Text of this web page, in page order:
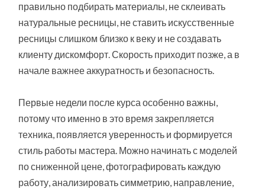
правильно подбирать материалы, не склеивать
натуральные ресницы, не ставить искусственные
ресницы слишком близко к веку и не создавать
клиенту дискомфорт. Скорость приходит позже, а в
начале важнее аккуратность и безопасность.
Первые недели после курса особенно важны,
потому что именно в это время закрепляется
техника, появляется уверенность и формируется
стиль работы мастера. Можно начинать с моделей
по сниженной цене, фотографировать каждую
работу, анализировать симметрию, направление,